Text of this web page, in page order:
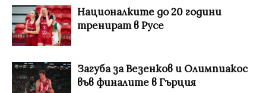
Националките до 20 години
тренират в Русе
Загуба за Везенков и Олимпиакос
във финалите в Гърция